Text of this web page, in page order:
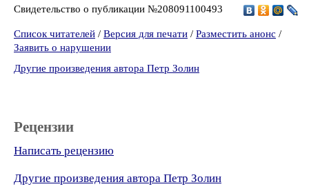
Свидетельство о публикации №208091100493
Список читателей / Версия для печати / Разместить анонс /
Заявить о нарушении
Другие произведения автора Петр Золин
Рецензии
Написать рецензию
Другие произведения автора Петр Золин